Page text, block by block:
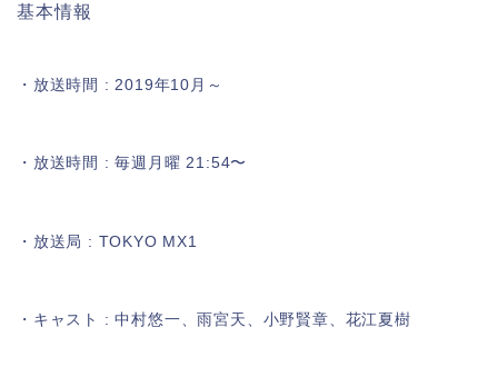
基本情報
・放送時間 : 2019年10月～
・放送時間 : 毎週月曜 21:54〜
・放送局 : TOKYO MX1
・キャスト : 中村悠一、雨宮天、小野賢章、花江夏樹